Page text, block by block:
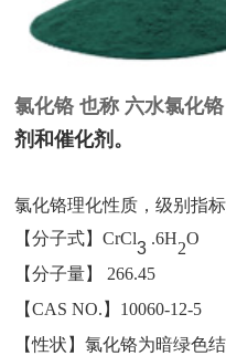
氯化铬 也称 六水氯化
剂和催化剂。
氯化铬理化性质，级别指标
【分子式】CrCl3 .6H2O
【分子量】 266.45
【CAS NO.】10060-12-5
【性状】氯化铬为暗绿色